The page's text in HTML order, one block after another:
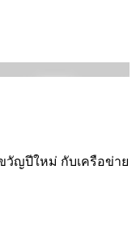
วัญปีใหม่ กับเครือข่าย